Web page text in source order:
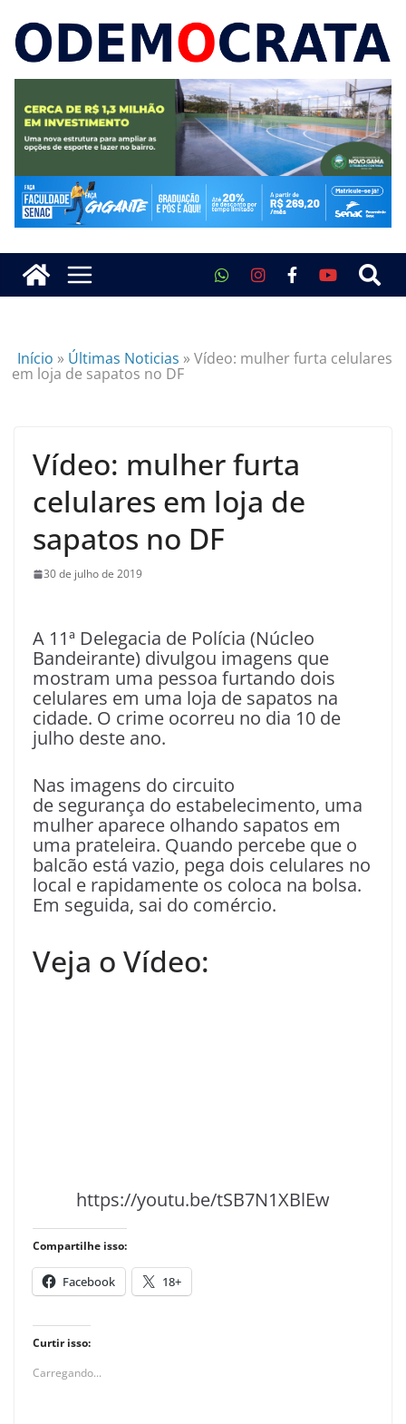
Início » Últimas Noticias »Vídeo: mulher furta celulares
em loja de sapatos no DF
Vídeo: mulher furta
celulares em loja de
sapatos no DF
30 de julho de 2019
A 11ª Delegacia de Polícia (Núcleo
Bandeirante) divulgou imagens que
mostram uma pessoa furtando dois
celulares em uma loja de sapatos na
cidade. O crime ocorreu no dia 10 de
julho deste ano.
Nas imagens do circuito
de segurança do estabelecimento, uma
mulher aparece olhando sapatos em
uma prateleira. Quando percebe que o
balcão está vazio, pega dois celulares no
local e rapidamente os coloca na bolsa.
Em seguida, sai do comércio.
Veja o Vídeo:
https://youtu.be/tSB7N1XBlEw
Compartilhe isso:
Facebook 18+
Curtir isso:
Carregando...